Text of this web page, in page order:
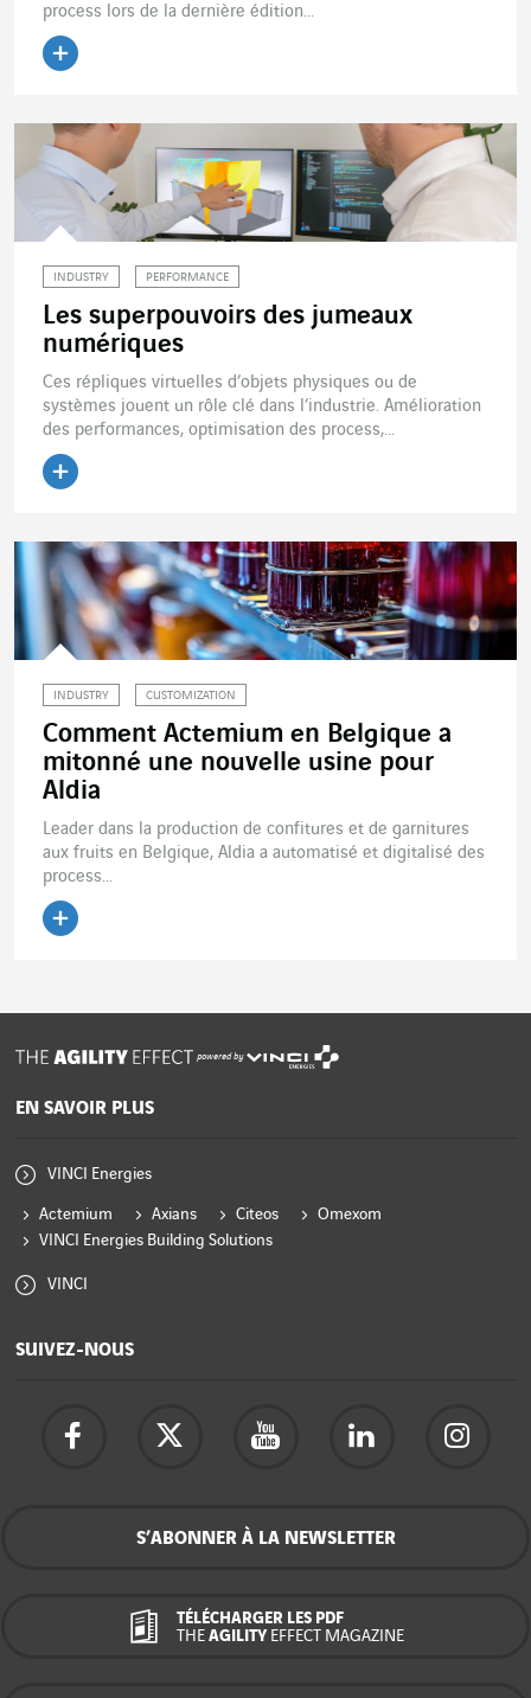
process lors de la dernière édition...
INDUSTRY PERFORMANCE
Les superpouvoirs des jumeaux
numériques
Ces répliques virtuelles d’objets physiques ou de
systèmes jouent un rôle clé dans l’industrie. Amélioration
des performances, optimisation des process,...
INDUSTRY CUSTOMIZATION
Comment Actemium en Belgique a
mitonné une nouvelle usine pour
Aldia
Leader dans la production de confitures et de garnitures
aux fruits en Belgique, Aldia a automatisé et digitalisé des
process...
powered by
EN SAVOIR PLUS
VINCI Energies
Actemium Axians Citeos
Omexom
VINCI Energies Building Solutions
VINCI
SUIVEZ-NOUS
S’ABONNER À LA NEWSLETTER
TÉLÉCHARGER LES PDF
THE AGILITY EFFECT MAGAZINE